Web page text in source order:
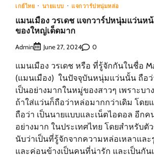
เกย์ไทย นายแบบ แจกวาร์ปหนุ่มหล่อ
แมนเมือง วรเดช แจกวาร์ปหนุ่มแว่นห
ของใหญ่เด็ดมาก
Admin June 27, 2024 0
แมนเมือง วรเดช หรือ ที่รู้จักกันในชื่อ
(แมนเมือง) ในปัจจุบันหนุ่มแว่นนั้น ถือ
เป็นอย่างมากในหมู่ของสาวๆ เพราะบ
ถ้าใส่แว่นก็ถือว่าหล่อมากกว่าเดิม โดย
ถือว่า เป็นนายแบบและเน็ตไอดอล อีกค
อย่างมาก ในประเทศไทย โดยสำหรับตั
นับว่าเป็นที่รู้จักจากความหล่อเหลาแล
และค่อนข้างเป็นคนที่น่ารัก และเป็นกัน